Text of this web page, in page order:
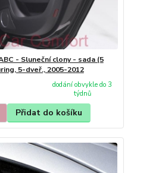
- Sluneční clony - sada (5
5-dveř., 2005-2012
dodání obvykle do 3
týdnů
Přidat do košíku